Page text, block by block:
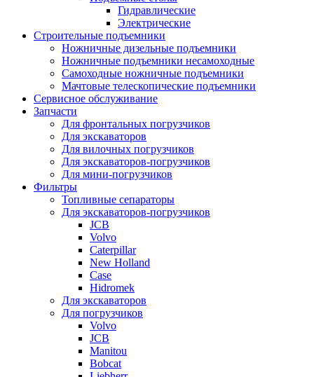
Гидравлические
Электрические
Строительные подъемники
Ножничные дизельные подъемники
Ножничные подъемники несамоходные
Самоходные ножничные подъемники
Мачтовые телескопические подъемники
Сервисное обслуживание
Запчасти
Для фронтальных погрузчиков
Для экскаваторов
Для вилочных погрузчиков
Для экскаваторов-погрузчиков
Для мини-погрузчиков
Фильтры
Топливные сепараторы
Для экскаваторов-погрузчиков
JCB
Volvo
Caterpillar
New Holland
Case
Hidromek
Для экскаваторов
Для погрузчиков
Volvo
JCB
Manitou
Bobcat